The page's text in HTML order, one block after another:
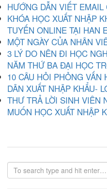
HƯỚNG DẪN VIẾT
KHÓA HỌC XUẤT NHẬP
TUYẾN ONLINE TẠI HAN
MỘT NGÀY CỦA NHÂN
3 LÝ DO NÊN ĐI HỌC
NĂM THỨ BA ĐẠI HỌC
10 CÂU HỎI PHỎNG VẤN
DÂN XUẤT NHẬP KHẨU-
THƯ TRẢ LỜI SINH VIÊN
MUỐN HỌC XUẤT NHẬP